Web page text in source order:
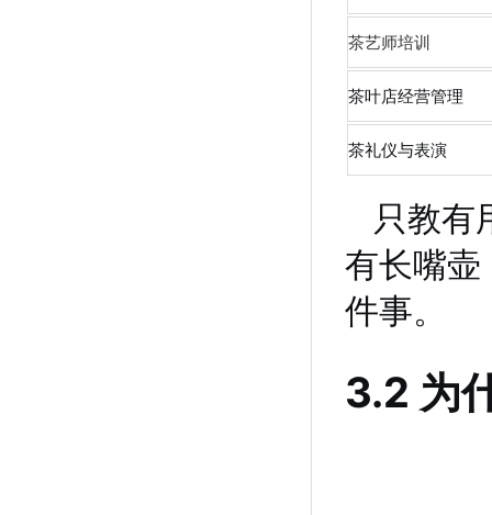
茶艺师培训
茶叶店经营管理
茶礼仪与表演
只教有
有长嘴壶
件事。
3.2 为